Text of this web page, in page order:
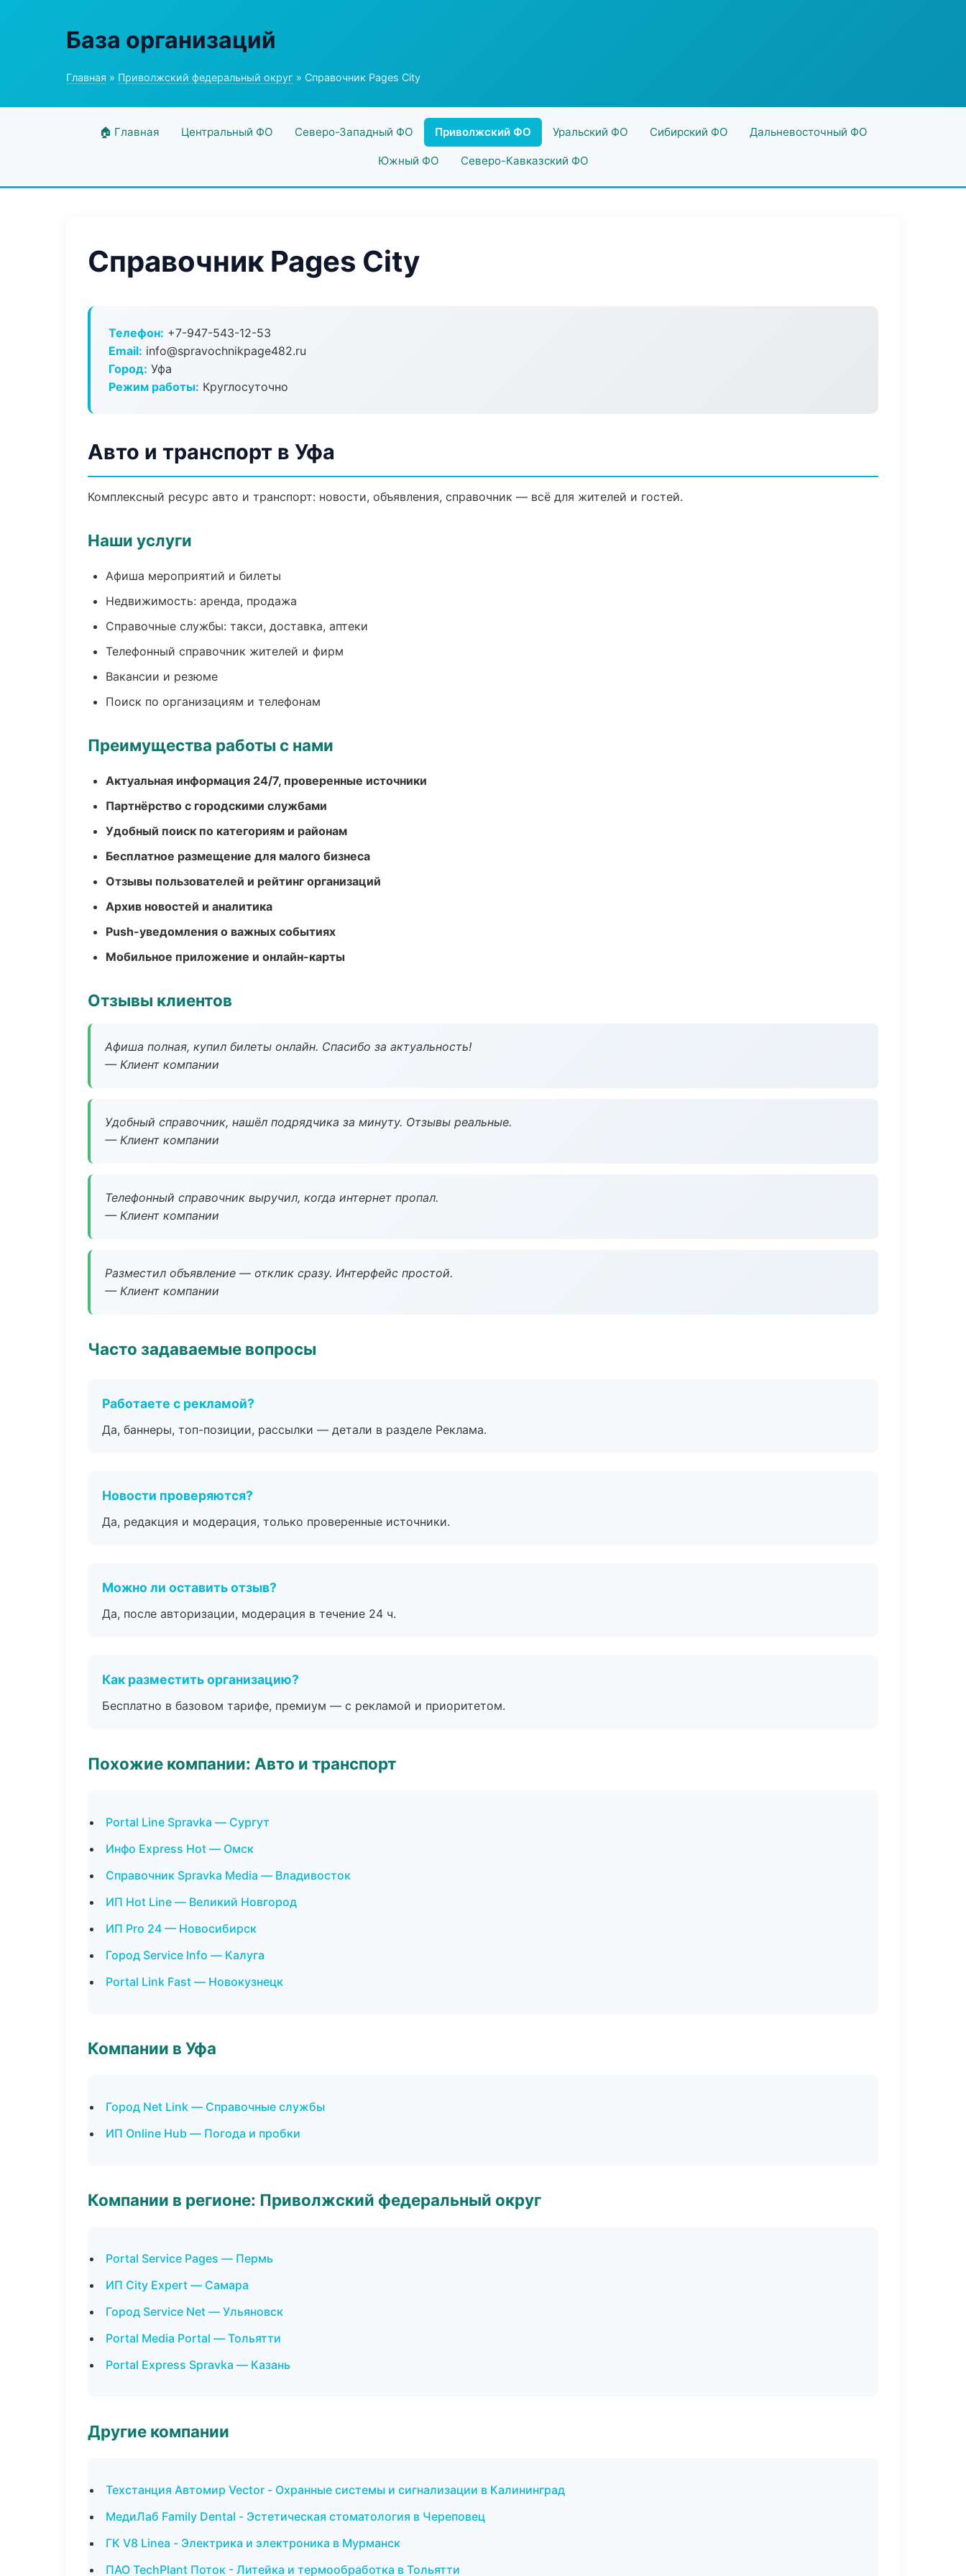
База организаций
Главная » Приволжский федеральный округ » Справочник Pages City
🏠 Главная Центральный ФО Северо-Западный ФО Приволжский ФО Уральский ФО Сибирский ФО Дальневосточный ФО
Южный ФО Северо-Кавказский ФО
Справочник Pages City
Телефон: +7-947-543-12-53
Email: info@spravochnikpage482.ru
Город: Уфа
Режим работы: Круглосуточно
Авто и транспорт в Уфа
Комплексный ресурс авто и транспорт: новости, объявления, справочник — всё для жителей и гостей.
Наши услуги
Афиша мероприятий и билеты
Недвижимость: аренда, продажа
Справочные службы: такси, доставка, аптеки
Телефонный справочник жителей и фирм
Вакансии и резюме
Поиск по организациям и телефонам
Преимущества работы с нами
Актуальная информация 24/7, проверенные источники
Партнёрство с городскими службами
Удобный поиск по категориям и районам
Бесплатное размещение для малого бизнеса
Отзывы пользователей и рейтинг организаций
Архив новостей и аналитика
Push-уведомления о важных событиях
Мобильное приложение и онлайн-карты
Отзывы клиентов
Афиша полная, купил билеты онлайн. Спасибо за актуальность!
— Клиент компании
Удобный справочник, нашёл подрядчика за минуту. Отзывы реальные.
— Клиент компании
Телефонный справочник выручил, когда интернет пропал.
— Клиент компании
Разместил объявление — отклик сразу. Интерфейс простой.
— Клиент компании
Часто задаваемые вопросы
Работаете с рекламой?
Да, баннеры, топ-позиции, рассылки — детали в разделе Реклама.
Новости проверяются?
Да, редакция и модерация, только проверенные источники.
Можно ли оставить отзыв?
Да, после авторизации, модерация в течение 24 ч.
Как разместить организацию?
Бесплатно в базовом тарифе, премиум — с рекламой и приоритетом.
Похожие компании: Авто и транспорт
Portal Line Spravka — Сургут
Инфо Express Hot — Омск
Справочник Spravka Media — Владивосток
ИП Hot Line — Великий Новгород
ИП Pro 24 — Новосибирск
Город Service Info — Калуга
Portal Link Fast — Новокузнецк
Компании в Уфа
Город Net Link — Справочные службы
ИП Online Hub — Погода и пробки
Компании в регионе: Приволжский федеральный округ
Portal Service Pages — Пермь
ИП City Expert — Самара
Город Service Net — Ульяновск
Portal Media Portal — Тольятти
Portal Express Spravka — Казань
Другие компании
Техстанция Автомир Vector - Охранные системы и сигнализации в Калининград
МедиЛаб Family Dental - Эстетическая стоматология в Череповец
ГК V8 Linea - Электрика и электроника в Мурманск
ПАО TechPlant Поток - Литейка и термообработка в Тольятти